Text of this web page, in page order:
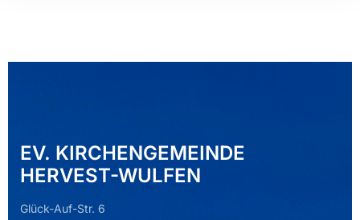
EV. KIRCHENGEMEINDE
HERVEST-WULFEN
Glück-Auf-Str. 6